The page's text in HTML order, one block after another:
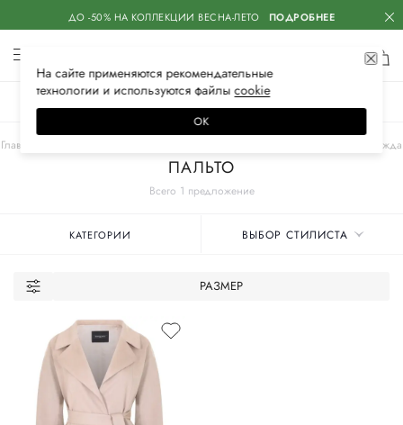
ДО -50% НА КОЛЛЕКЦИИ ВЕСНА-ЛЕТО ПОДРОБНЕЕ
Всего 1 предложение
Главная Верхняя одежда
ПАЛЬТО
КАТЕГОРИИ ВЫБОР СТИЛИСТА
РАЗМЕР
На сайте применяются рекомендательные
технологии и используются файлысооkiе
ОК